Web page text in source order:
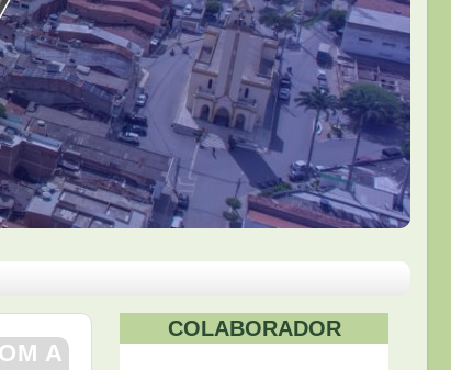
A
COLABORADOR